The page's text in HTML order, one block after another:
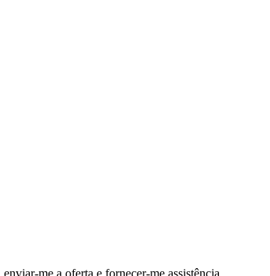
me a oferta e fornecer-me assistência